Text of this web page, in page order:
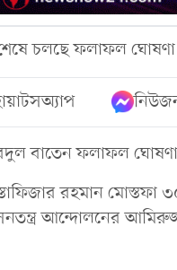
চলছে ফলাফল
বাতেন ফলাফল
রহমান
আন্দোলনের